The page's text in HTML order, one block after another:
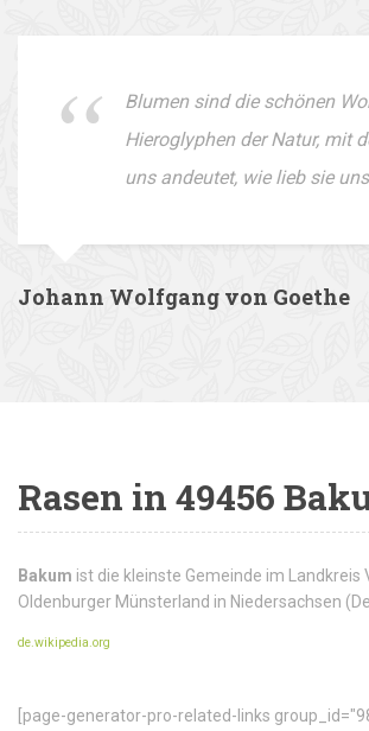
Blumen sind die schönen
Hieroglyphen der Natur, mit
uns andeutet, wie lieb sie
Johann Wolfgang von Goethe
Rasen in 49456
Bakum ist die kleinste Gemeinde im Landkreis
Oldenburger Münsterland in Niedersachsen
de.wikipedia.org
[page-generator-pro-related-links